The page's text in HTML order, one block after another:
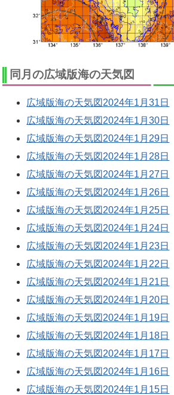
同月の広域版海の天気図
広域版海の天気図2024年1月31日
広域版海の天気図2024年1月30日
広域版海の天気図2024年1月29日
広域版海の天気図2024年1月28日
広域版海の天気図2024年1月27日
広域版海の天気図2024年1月26日
広域版海の天気図2024年1月25日
広域版海の天気図2024年1月24日
広域版海の天気図2024年1月23日
広域版海の天気図2024年1月22日
広域版海の天気図2024年1月21日
広域版海の天気図2024年1月20日
広域版海の天気図2024年1月19日
広域版海の天気図2024年1月18日
広域版海の天気図2024年1月17日
広域版海の天気図2024年1月16日
広域版海の天気図2024年1月15日